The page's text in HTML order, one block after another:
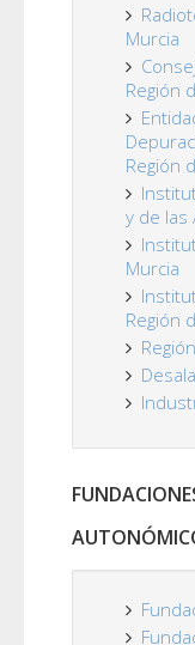
Murcia
Región
Región
y de las
Murcia
Región